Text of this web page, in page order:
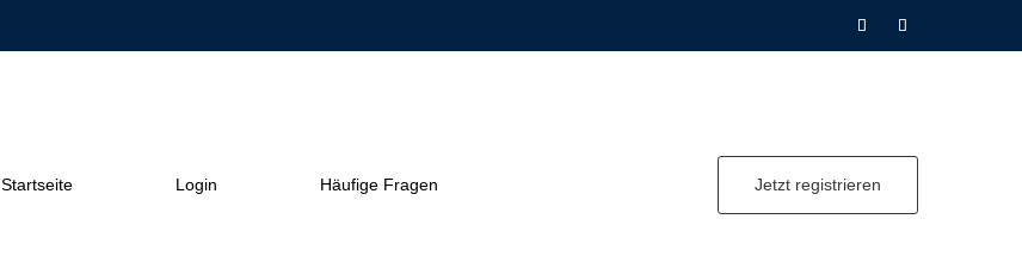
Startseite Login Häufige Fragen Jetzt registrieren